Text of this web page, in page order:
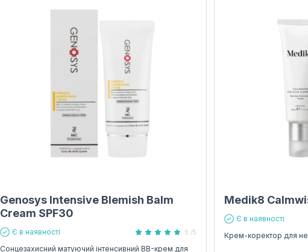
Genosys Intensive Blemish Balm
Cream SPF30
Є в наявності 5 /5
Сонцезахисний матуючий інтенсивний BB-крем для
Medik8
Є в наявності
Крем-коректор для